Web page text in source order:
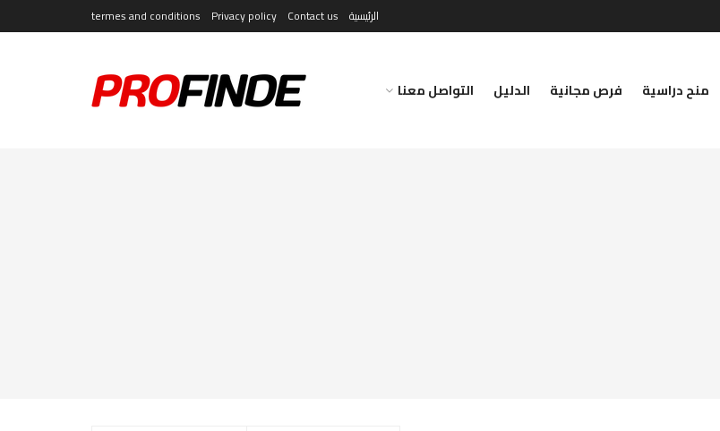
الرئيسية Contact us
Privacy policy
termes and conditions
منح دراسية فرص مجانية الدليل التواصل معنا